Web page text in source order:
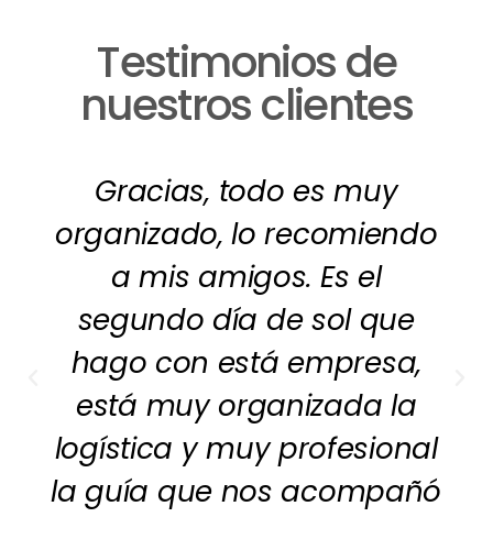
Testimonios de
nuestros clientes
Gracias, todo es muy
organizado, lo recomiendo
a mis amigos. Es el
segundo día de sol que
hago con está empresa,
está muy organizada la
logística y muy profesional
la guía que nos acompañó